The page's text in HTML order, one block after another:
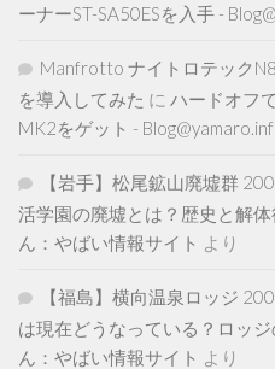
ーナーST-SA50ESを入手 -
Manfrotto ナイトロテック
を導入してみた に ハードオフ
MK2をゲット -
【岩手】松尾鉱山廃墟群
活学園の廃墟とは？歴史と解
ん：やばい情報サイト より
【福島】横向温泉ロッジ
は現在どうなっている？ロッ
ん：やばい情報サイト より